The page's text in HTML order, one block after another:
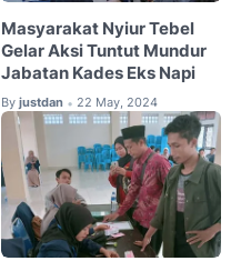
Masyarakat Nyiur Tebel
Gelar Aksi Tuntut Mundur
Jabatan Kades Eks Napi
By justdan • 22 May, 2024